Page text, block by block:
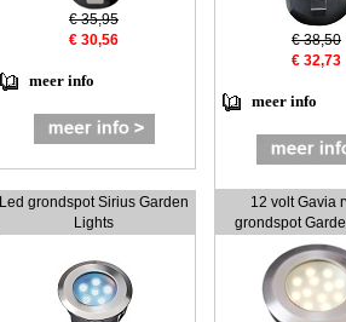
€ 35,95
€ 30,56
meer info
€ 38,50
€ 32,73
meer info
Led grondspot Sirius Garden
Lights
12 volt Gavia
grondspot